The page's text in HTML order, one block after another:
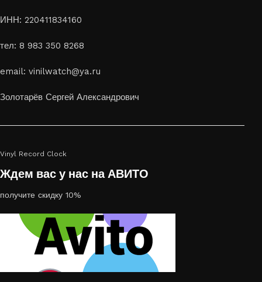
Лазерная гравировка на стекле или дереве, оригинальный
или украсить свой дом
украсить пространство, лазерная гравировка фото по дереву
ИНН: 220411834160
тел: 8 983 350 8268
email: vinilwatch@ya.ru
Золотарёв Сергей Александрович
Vinyl Record Clock
Ждем вас у нас на АВИТО
получите скидку 10%